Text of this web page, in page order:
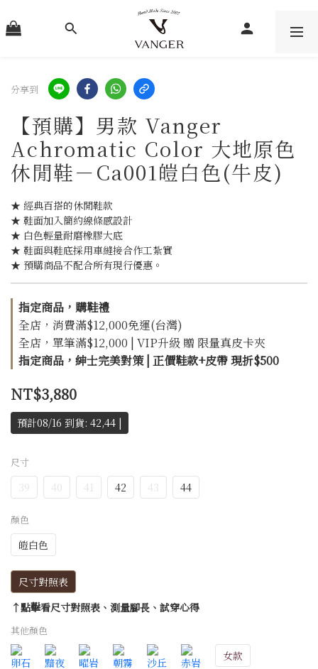
分享到
【預購】男款 Vanger
Achromatic Color 大地原色
休閒鞋－Ca001皚白色(牛皮)
★ 經典百搭的休閒鞋款
★ 鞋面加入簡約線條感設計
★ 白色輕量耐磨橡膠大底
★ 鞋面與鞋底採用車縫接合作工紮實
★ 預購商品不配合所有現行優惠。
指定商品，購鞋禮
全店，消費滿$12,000免運(台灣)
全店，單筆滿$12,000 | VIP升級 贈 限量真皮卡夾
指定商品，紳士完美對策 | 正價鞋款+皮帶 現折$500
NT$3,880
預計08/16 到貨: 42,44 |
尺寸
39 40 41 42 43 44
顏色
皚白色
尺寸對照表
↑點擊看尺寸對照表、測量腳長、試穿心得
其他顏色
女款